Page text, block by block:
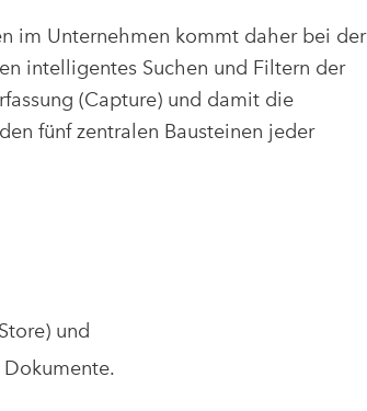
im Unternehmen kommt daher bei der
intelligentes Suchen und Filtern der
(Capture) und damit die
fünf zentralen Bausteinen jeder
und
Dokumente.